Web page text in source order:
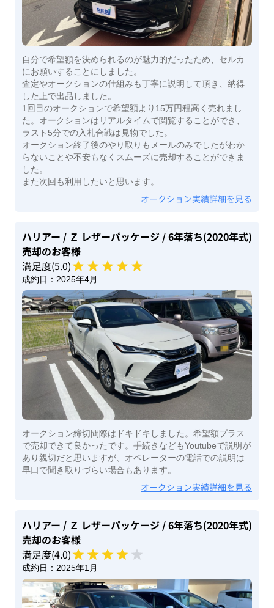
自分で希望額を決められるのが魅力的だったため、セルカ
にお願いすることにしました。
査定やオークションの仕組みも丁寧に説明して頂き、納得
した上で出品しました。
1回目のオークションで希望額より15万円程高く売れまし
た。オークションはリアルタイムで閲覧することができ、
ラスト5分での入札合戦は見物でした。
オークション終了後のやり取りもメールのみでしたがわか
らないことや不安もなくスムーズに売却することができま
した。
また次回も利用したいと思います。
オークション実績詳細を見る
ハリアー / Ｚ レザーパッケージ / 6年落ち(2020年式)
売却のお客様
満足度(5.0)
成約日： 2025年4月
オークション締切間際はドキドキしました。希望額プラス
で売却できて良かったです。手続きなどもYoutubeで説明が
あり親切だと思いますが、オペレーターの電話での説明は
早口で聞き取りづらい場合もあります。
オークション実績詳細を見る
ハリアー / Ｚ レザーパッケージ / 6年落ち(2020年式)
売却のお客様
満足度(4.0)
成約日： 2025年1月